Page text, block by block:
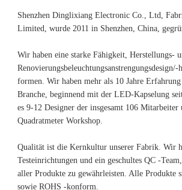
Shenzhen Dinglixiang Electronic Co., Ltd,
Limited, wurde 2011 in Shenzhen, China,
Wir haben eine starke Fähigkeit, Herstellungs-
Renovierungsbeleuchtungsanstrengungsdesign/-
formen. Wir haben mehr als 10 Jahre
Branche, beginnend mit der LED-Kapselung
es 9-12 Designer der insgesamt 106 Mitarbeiter
Qualität ist die Kernkultur unserer Fabrik. Wir
Testeinrichtungen und ein geschultes QC -
aller Produkte zu gewährleisten. Alle Produkte